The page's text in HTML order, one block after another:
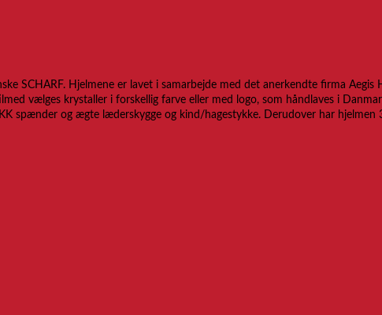
SCHARF. Hjelmene er lavet i samarbejde med det anerkendte firma
vælges krystaller i forskellig farve eller med logo, som håndlaves i
spænder og ægte læderskygge og kind/hagestykke. Derudover har hjelmen